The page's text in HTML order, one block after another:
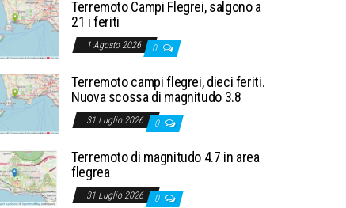
Terremoto Campi Flegrei, salgono a
21 i feriti
1 Agosto 2026 0
Terremoto campi flegrei, dieci feriti.
Nuova scossa di magnitudo 3.8
31 Luglio 2026 0
Terremoto di magnitudo 4.7 in area
flegrea
31 Luglio 2026 0